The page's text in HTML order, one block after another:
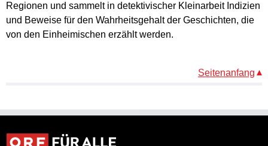
Regionen und sammelt in detektivischer Kleinarbeit Indizien
und Beweise für den Wahrheitsgehalt der Geschichten, die
von den Einheimischen erzählt werden.
Seitenanfang